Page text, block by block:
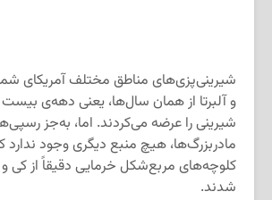
شیرینی‌پزی‌های مناطق مختلف آمریکای
و آلبرتا از همان سال‌ها، یعنی دهه‌ی بیست
شیرینی را عرضه می‌کردند. اما، به‌جز
مادربزرگ‌ها، هیچ منبع دیگری وجود ندارد
کلوچه‌های مربع‌شکل خرمایی دقیقاً از کی
شدند.